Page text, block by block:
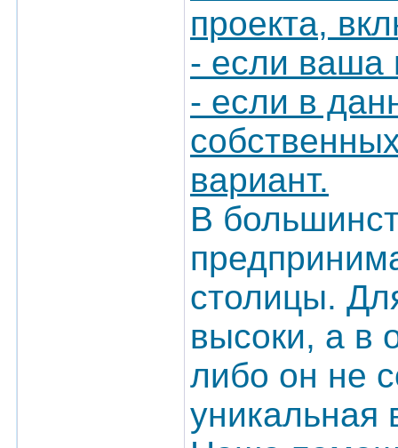
проекта,
- если ваша
- если в
вариант.
В
столицы.
высоки, а в
либо он не
уникальная